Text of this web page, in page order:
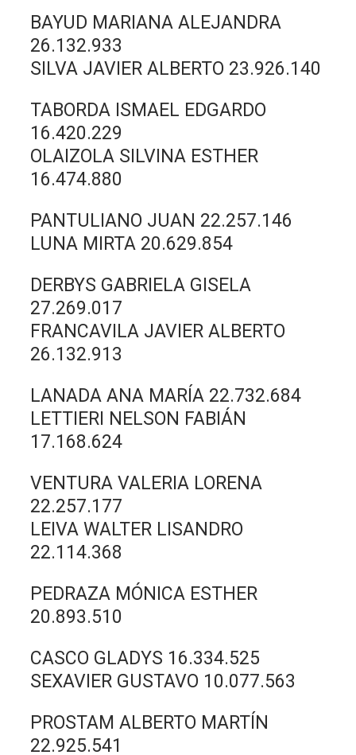
BAYUD MARIANA ALEJANDRA
26.132.933
SILVA JAVIER ALBERTO 23.926.140
TABORDA ISMAEL EDGARDO
16.420.229
OLAIZOLA SILVINA ESTHER
16.474.880
PANTULIANO JUAN 22.257.146
LUNA MIRTA 20.629.854
DERBYS GABRIELA GISELA
27.269.017
FRANCAVILA JAVIER ALBERTO
26.132.913
LANADA ANA MARÍA 22.732.684
LETTIERI NELSON FABIÁN
17.168.624
VENTURA VALERIA LORENA
22.257.177
LEIVA WALTER LISANDRO
22.114.368
PEDRAZA MÓNICA ESTHER
20.893.510
CASCO GLADYS 16.334.525
SEXAVIER GUSTAVO 10.077.563
PROSTAM ALBERTO MARTÍN
22.925.541